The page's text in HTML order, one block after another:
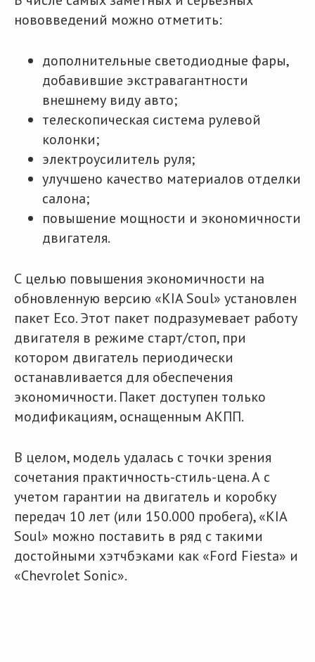
нововведений можно отметить:
дополнительные светодиодные фары,
добавившие экстравагантности
внешнему виду авто;
телескопическая система рулевой
колонки;
электроусилитель руля;
улучшено качество материалов отделки
салона;
повышение мощности и экономичности
двигателя.
С целью повышения экономичности на
обновленную версию «KIA Soul» установлен
пакет Eco. Этот пакет подразумевает работу
двигателя в режиме старт/стоп, при
котором двигатель периодически
останавливается для обеспечения
экономичности. Пакет доступен только
модификациям, оснащенным АКПП.
В целом, модель удалась с точки зрения
сочетания практичность-стиль-цена. А с
учетом гарантии на двигатель и коробку
передач 10 лет (или 150.000 пробега), «KIA
Soul» можно поставить в ряд с такими
достойными хэтчбэками как «Ford Fiesta» и
«Chevrolet Sonic».